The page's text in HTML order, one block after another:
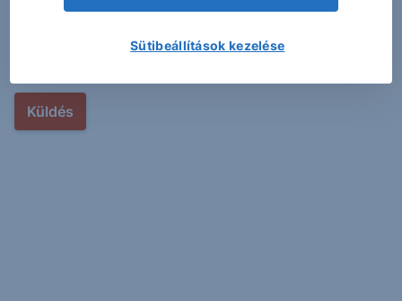
Az űrlap elküldésével elismerem, hogy elolvastam és
Sütibeállítások kezelése